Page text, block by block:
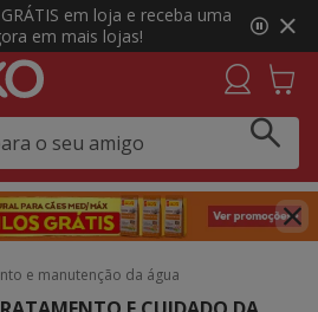
em loja e receba uma
em mais lojas!
e manutenção da água